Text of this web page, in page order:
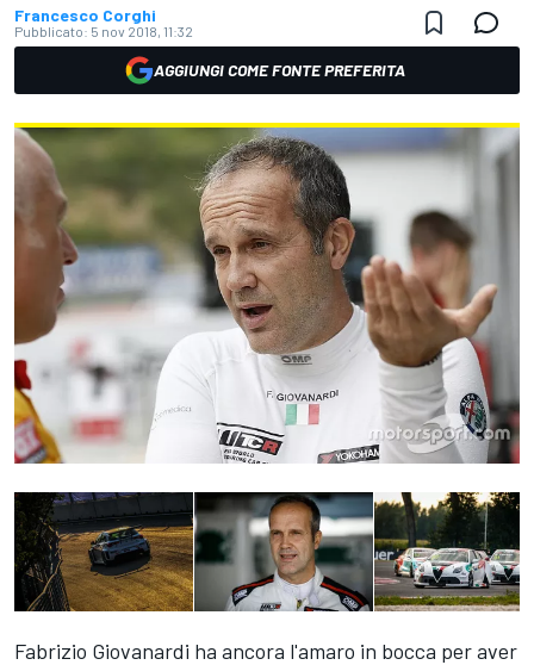
Francesco Corghi
Pubblicato: 5 nov 2018, 11:32
AGGIUNGI COME FONTE PREFERITA
Fabrizio Giovanardi ha ancora l'amaro in bocca per aver